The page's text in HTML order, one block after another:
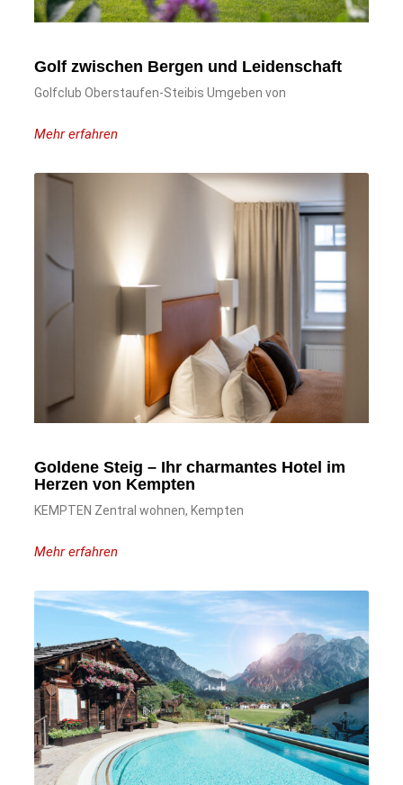
Golf zwischen Bergen und Leidenschaft
Golfclub Oberstaufen-Steibis Umgeben von
Mehr erfahren
Goldene Steig – Ihr charmantes Hotel im
Herzen von Kempten
KEMPTEN Zentral wohnen, Kempten
Mehr erfahren